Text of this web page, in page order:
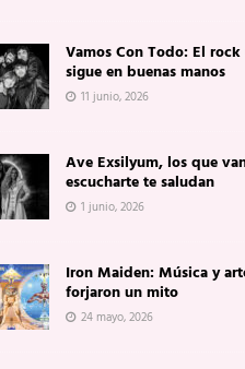
Vamos Con Todo: El
sigue en buenas manos
11 junio, 2026
Ave Exsilyum, los que
escucharte te saludan
1 junio, 2026
Iron Maiden: Música y
forjaron un mito
24 mayo, 2026